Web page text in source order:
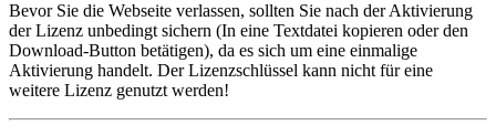
Bevor Sie die Webseite verlassen, sollten Sie nach der Aktivierung
der Lizenz unbedingt sichern (In eine Textdatei kopieren oder den
Download-Button betätigen), da es sich um eine einmalige
Aktivierung handelt. Der Lizenzschlüssel kann nicht für eine
weitere Lizenz genutzt werden!